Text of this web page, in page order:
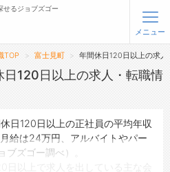
ログイン
せるジョブズゴー
メニュー
TOP 富士見町 年間休日120日以上の求人
120日以上の求人・転職情
日120日以上の正社員の平均年収
給は24万円、アルバイトやパー
ブズゴー調べ）。